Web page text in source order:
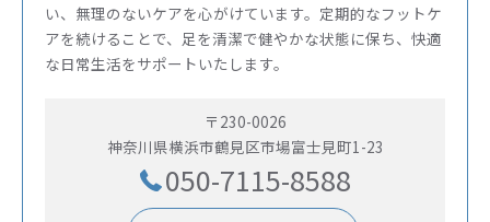
い、無理のないケアを心がけています。定期的なフットケ
アを続けることで、足を清潔で健やかな状態に保ち、快適
な日常生活をサポートいたします。
〒230-0026
神奈川県横浜市鶴見区市場富士見町1-23
050-7115-8588